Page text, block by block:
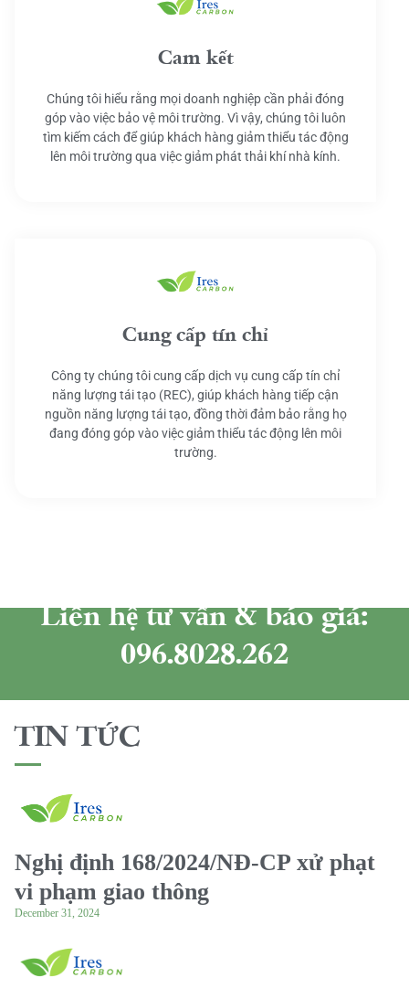
Cam kết
Chúng tôi hiểu rằng mọi doanh nghiệp cần phải đóng
góp vào việc bảo vệ môi trường. Vì vậy, chúng tôi luôn
tìm kiếm cách để giúp khách hàng giảm thiểu tác động
lên môi trường qua việc giảm phát thải khí nhà kính.
Cung cấp tín chỉ
Công ty chúng tôi cung cấp dịch vụ cung cấp tín chỉ
năng lượng tái tạo (REC), giúp khách hàng tiếp cận
nguồn năng lượng tái tạo, đồng thời đảm bảo rằng họ
đang đóng góp vào việc giảm thiểu tác động lên môi
trường.
Liên hệ tư vấn & báo giá:
096.8028.262
TIN TỨC
Nghị định 168/2024/NĐ-CP xử phạt
vi phạm giao thông
December 31, 2024